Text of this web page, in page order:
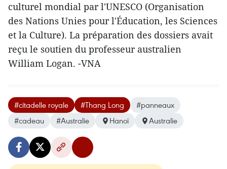
culturel mondial par l'UNESCO (Organisation
des Nations Unies pour l'Éducation, les Sciences
et la Culture)​. La préparation des dossiers avait
reçu le soutien du professeur australien
William Logan. -VNA
#citadelle royale #Thang Long
#panneaux
#cadeau
#Australie Hanoi Australie